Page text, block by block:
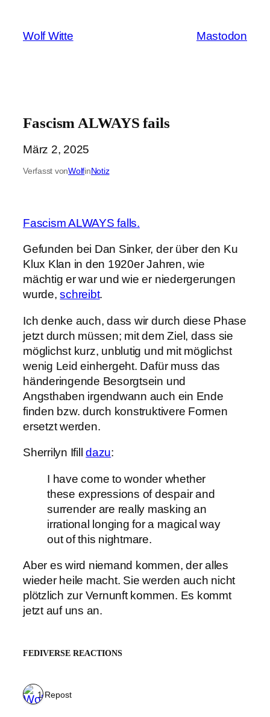
springen
Wolf Witte Mastodon
Fascism ALWAYS fails
März 2, 2025
Verfasst vonWolfinNotiz
Fascism ALWAYS falls.
Gefunden bei Dan Sinker, der über den Ku
Klux Klan in den 1920er Jahren, wie
mächtig er war und wie er niedergerungen
wurde,schreibt.
Ich denke auch, dass wir durch diese Phase
jetzt durch müssen; mit dem Ziel, dass sie
möglichst kurz, unblutig und mit möglichst
wenig Leid einhergeht. Dafür muss das
händeringende Besorgtsein und
Angsthaben irgendwann auch ein Ende
finden bzw. durch konstruktivere Formen
ersetzt werden.
Sherrilyn Ifilldazu:
I have come to wonder whether
these expressions of despair and
surrender are really masking an
irrational longing for a magical way
out of this nightmare.
Aber es wird niemand kommen, der alles
wieder heile macht. Sie werden auch nicht
plötzlich zur Vernunft kommen. Es kommt
jetzt auf uns an.
FEDIVERSE REACTIONS
1 Repost